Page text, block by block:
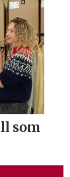
som